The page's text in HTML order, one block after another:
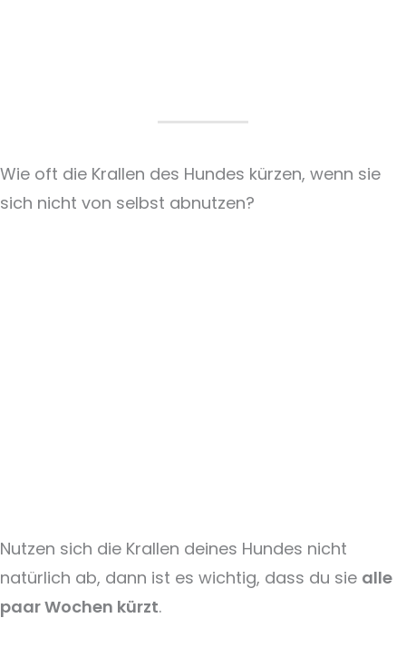
Wie oft die Krallen des Hundes kürzen, wenn sie
sich nicht von selbst abnutzen?
Nutzen sich die Krallen deines Hundes nicht
natürlich ab, dann ist es wichtig, dass du sie alle
paar Wochen kürzt.